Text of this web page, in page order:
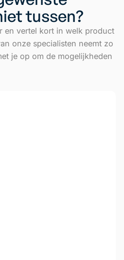
tussen?
en vertel kort in welk product
onze specialisten neemt zo
je op om de mogelijkheden